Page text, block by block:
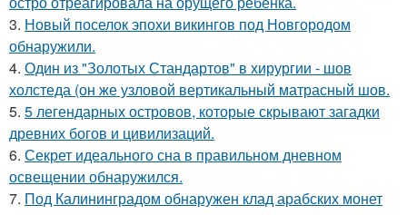
3. Новый поселок эпохи викингов под Новгородом
обнаружили.
4. Один из "Золотых Стандартов" в хирургии - шов
холстеда (он же узловой вертикальный матрасный шов.
5. 5 легендарных островов, которые скрывают загадки
древних богов и цивилизаций.
6. Секрет идеального сна в правильном дневном
освещении обнаружился.
7. Под Калининградом обнаружен клад арабских монет